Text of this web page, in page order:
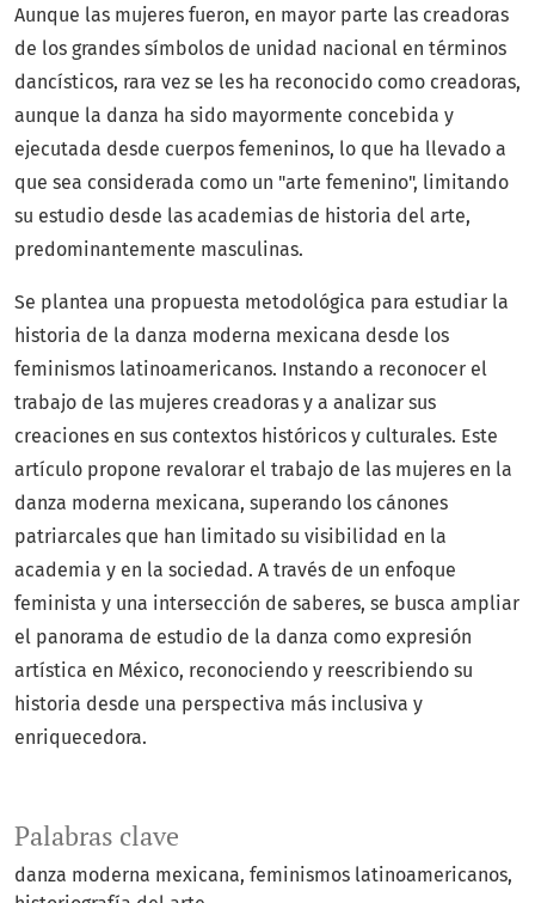
Palabras clave
danza moderna mexicana feminismos latinoamericanos
Aunque las mujeres fueron, en mayor parte las creadoras
de los grandes símbolos de unidad nacional en términos
dancísticos, rara vez se les ha reconocido como creadoras,
aunque la danza ha sido mayormente concebida y
ejecutada desde cuerpos femeninos, lo que ha llevado a
que sea considerada como un "arte femenino", limitando
su estudio desde las academias de historia del arte,
predominantemente masculinas.
Se plantea una propuesta metodológica para estudiar la
historia de la danza moderna mexicana desde los
feminismos latinoamericanos. Instando a reconocer el
trabajo de las mujeres creadoras y a analizar sus
creaciones en sus contextos históricos y culturales. Este
artículo propone revalorar el trabajo de las mujeres en la
danza moderna mexicana, superando los cánones
patriarcales que han limitado su visibilidad en la
academia y en la sociedad. A través de un enfoque
feminista y una intersección de saberes, se busca ampliar
el panorama de estudio de la danza como expresión
artística en México, reconociendo y reescribiendo su
historia desde una perspectiva más inclusiva y
enriquecedora.